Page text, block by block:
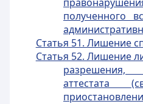
полученного
Статья 51. Лишение
Статья 52. Лишение
разрешения,
аттестата